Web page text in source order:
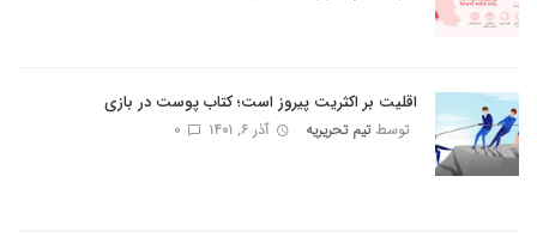
اقلیت بر اکثریت پیروز است؛ کتاب پوست در بازی
توسطتیم تحریریه آذر ۶, ۱۴۰۱ 0